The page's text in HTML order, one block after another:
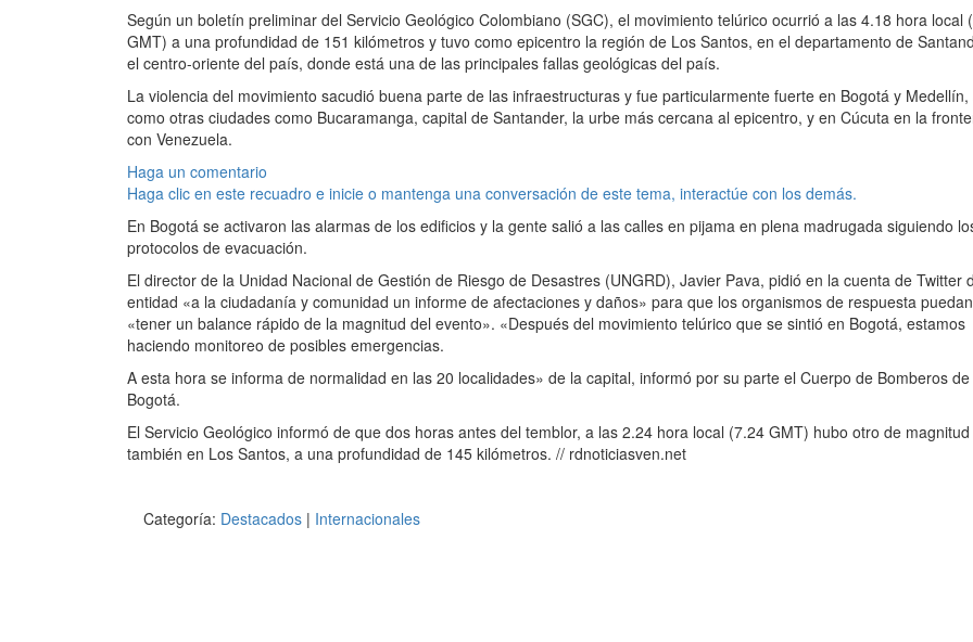
Según un boletín preliminar del Servicio Geológico Colombiano (SGC), el movimiento telúrico ocurrió a las 4.18 hora local
GMT) a una profundidad de 151 kilómetros y tuvo como epicentro la región de Los Santos, en el departamento de
el centro-oriente del país, donde está una de las principales fallas geológicas del país.
La violencia del movimiento sacudió buena parte de las infraestructuras y fue particularmente fuerte en Bogotá y
como otras ciudades como Bucaramanga, capital de Santander, la urbe más cercana al epicentro, y en Cúcuta en la
con Venezuela.
Haga un comentario
Haga clic en este recuadro e inicie o mantenga una conversación de este tema, interactúe con los demás.
En Bogotá se activaron las alarmas de los edificios y la gente salió a las calles en pijama en plena madrugada siguiendo
protocolos de evacuación.
El director de la Unidad Nacional de Gestión de Riesgo de Desastres (UNGRD), Javier Pava, pidió en la cuenta de Twitter
entidad «a la ciudadanía y comunidad un informe de afectaciones y daños» para que los organismos de respuesta puedan
«tener un balance rápido de la magnitud del evento». «Después del movimiento telúrico que se sintió en Bogotá, estamos
haciendo monitoreo de posibles emergencias.
A esta hora se informa de normalidad en las 20 localidades» de la capital, informó por su parte el Cuerpo de Bomberos de
Bogotá.
El Servicio Geológico informó de que dos horas antes del temblor, a las 2.24 hora local (7.24 GMT) hubo otro de magnitud
también en Los Santos, a una profundidad de 145 kilómetros. // rdnoticiasven.net
Categoría: Destacados | Internacionales